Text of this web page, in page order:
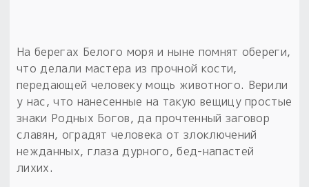
На берегах Белого моря и ныне помнят обереги,
что делали мастера из прочной кости,
передающей человеку мощь животного. Верили
у нас, что нанесенные на такую вещицу простые
знаки Родных Богов, да прочтенный заговор
славян, оградят человека от злоключений
нежданных, глаза дурного, бед-напастей
лихих.